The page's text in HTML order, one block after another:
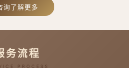
询了解更多
务流程
PROCESS